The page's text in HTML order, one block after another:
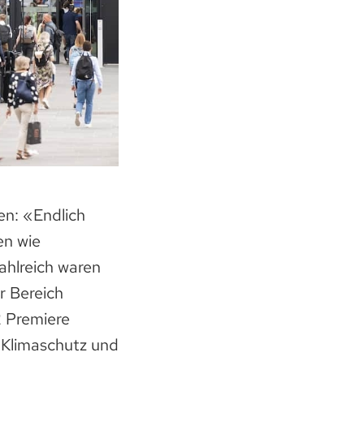
«Endlich
wie
waren
Bereich
und